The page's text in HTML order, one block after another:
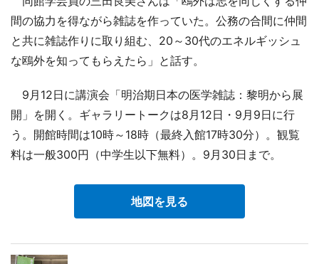
間の協力を得ながら雑誌を作っていた。公務の合間に仲間
と共に雑誌作りに取り組む、20～30代のエネルギッシュ
な鴎外を知ってもらえたら」と話す。
9月12日に講演会「明治期日本の医学雑誌：黎明から展
開」を開く。ギャラリートークは8月12日・9月9日に行
う。開館時間は10時～18時（最終入館17時30分）。観覧
料は一般300円（中学生以下無料）。9月30日まで。
地図を見る